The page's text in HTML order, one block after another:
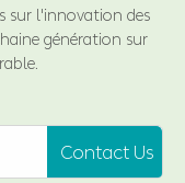
sur l'innovation des
génération sur
Contact Us